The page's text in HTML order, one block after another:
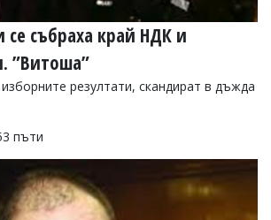
събраха край НДК и
”Витоша”
резултати, скандират в дъжда
пъти